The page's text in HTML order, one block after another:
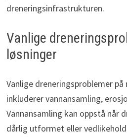
dreneringsinfrastrukturen.
Vanlige
løsninger
Vanlige dreneringsproblemer
inkluderer vannansamling,
Vannansamling kan oppstå når
dårlig utformet eller